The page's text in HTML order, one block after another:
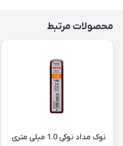
محصولات مرتبط
نوک مداد نوکی 1.0 میلی متری